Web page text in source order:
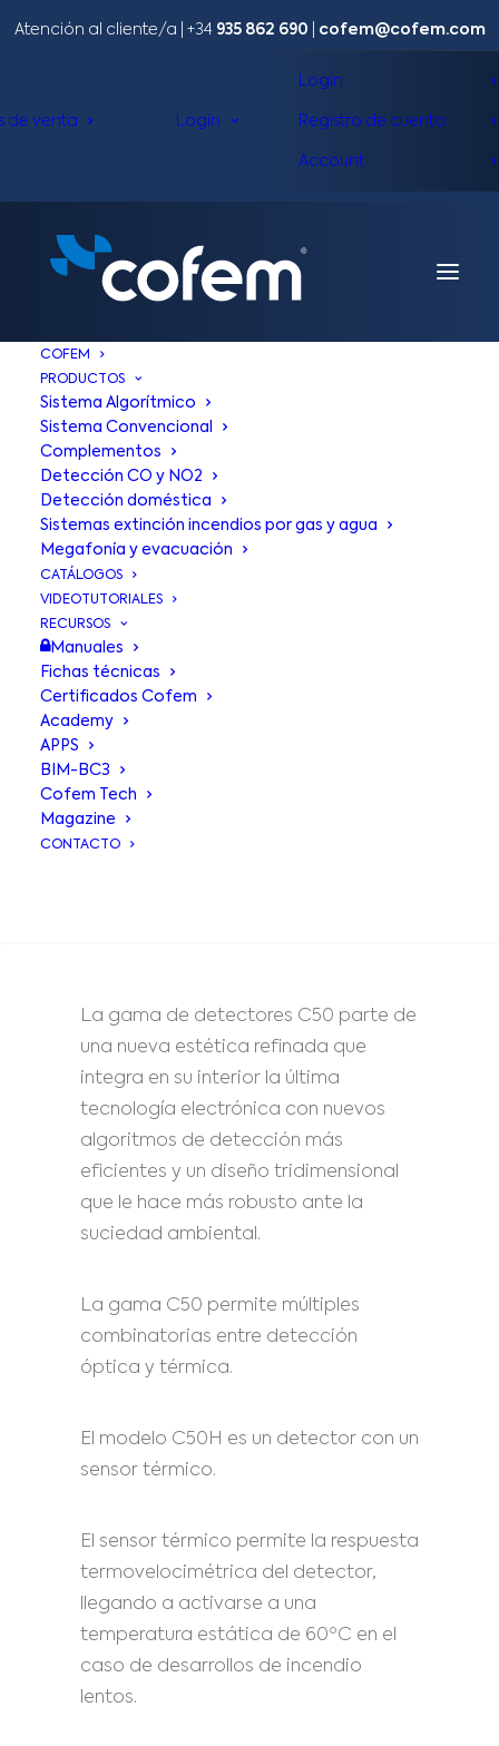
Atención al cliente/a​ | +34 935 862 690 cofem@cofem.com
de venta Login
Login
Registro de cuenta
Account
COFEM
PRODUCTOS
Sistema Algorítmico
Sistema Convencional
Complementos
Detección CO y NO2
Detección doméstica
Sistemas extinción incendios por gas y agua
Megafonía y evacuación
CATÁLOGOS
VIDEOTUTORIALES
RECURSOS
Manuales
Fichas técnicas
Certificados Cofem
Academy
APPS
BIM-BC3
Cofem Tech
Magazine
CONTACTO
Detector
térmico C50H
La gama de detectores C50 parte de
una nueva estética refinada que
integra en su interior la última
tecnología electrónica con nuevos
algoritmos de detección más
eficientes y un diseño tridimensional
que le hace más robusto ante la
suciedad ambiental.
La gama C50 permite múltiples
combinatorias entre detección
óptica y térmica.
El modelo C50H es un detector con un
sensor térmico.
El sensor térmico permite la respuesta
termovelocimétrica del detector,
llegando a activarse a una
temperatura estática de 60ºC en el
caso de desarrollos de incendio
lentos.